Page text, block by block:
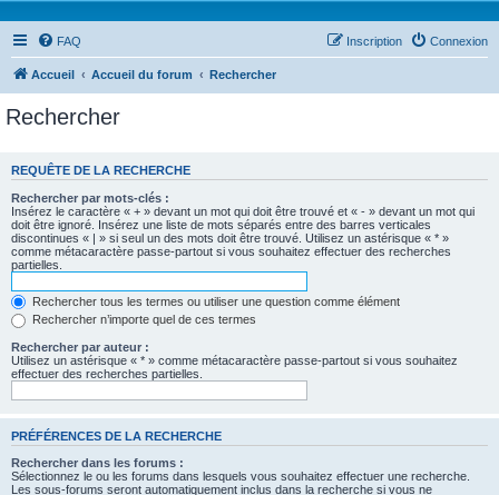
FAQ Connexion
Inscription
Accueil Accueil du forum Rechercher
Rechercher
REQUÊTE DE LA RECHERCHE
Rechercher par mots-clés :
Insérez le caractère « + » devant un mot qui doit être trouvé et « - » devant un mot qui
doit être ignoré. Insérez une liste de mots séparés entre des barres verticales
discontinues « | » si seul un des mots doit être trouvé. Utilisez un astérisque « * »
comme métacaractère passe-partout si vous souhaitez effectuer des recherches
partielles.
Rechercher tous les termes ou utiliser une question comme élément
Rechercher n’importe quel de ces termes
Rechercher par auteur :
Utilisez un astérisque « * » comme métacaractère passe-partout si vous souhaitez
effectuer des recherches partielles.
PRÉFÉRENCES DE LA RECHERCHE
Rechercher dans les forums :
Sélectionnez le ou les forums dans lesquels vous souhaitez effectuer une recherche.
Les sous-forums seront automatiquement inclus dans la recherche si vous ne